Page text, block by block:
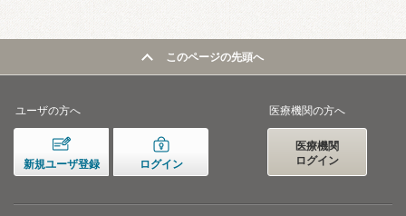
このページの先頭へ
ユーザの方へ
新規ユーザ登録 ログイン
医療機関の方へ
医療機関
ログイン